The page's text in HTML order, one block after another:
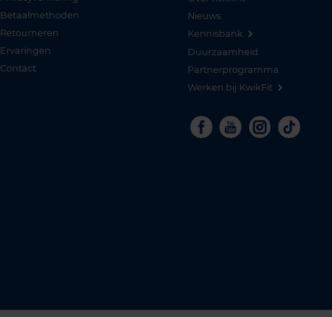
Betaalmethoden
Retourneren
Ervaringen
Contact
Nieuws
Kennisbank
Duurzaamheid
Partnerprogramma
Werken bij KwikFit
Facebook
YoutubeInstagram
Tiktok